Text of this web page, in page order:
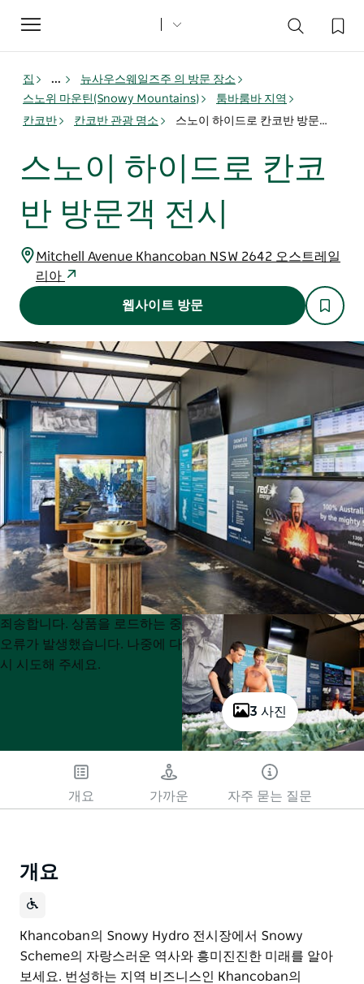
Toggle
navigation
집 ...
뉴사우스웨일즈주 의 방문 장소
스노위 마운틴(Snowy Mountains)
툼바룸바 지역
칸코반
칸코반 관광 명소 스노이 하이드로 칸코반 방문객 전시
스노이 하이드로 칸코
반 방문객 전시
Mitchell Avenue Khancoban NSW 2642 오스트레일
리아
웹사이트 방문
3 사진
Product
List
Product
List
죄송합니다. 상품을 로드하는 중
오류가 발생했습니다. 나중에 다
시 시도해 주세요.
개요 가까운 자주 묻는 질문
개요
Khancoban의 Snowy Hydro 전시장에서 Snowy
Scheme의 자랑스러운 역사와 흥미진진한 미래를 알아
보세요. 번성하는 지역 비즈니스인 Khancoban의